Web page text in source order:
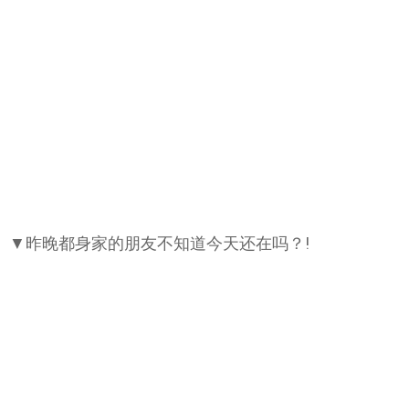
▼昨晚都身家的朋友不知道今天还在吗？!